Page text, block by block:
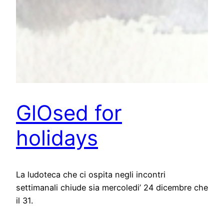
GlOsed for
holidays
La ludoteca che ci ospita negli incontri
settimanali chiude sia mercoledi’ 24 dicembre che
il 31.